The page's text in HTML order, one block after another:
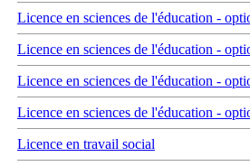
Licence en sciences de l'éducation -
Licence en sciences de l'éducation -
Licence en sciences de l'éducation -
Licence en sciences de l'éducation -
Licence en travail social